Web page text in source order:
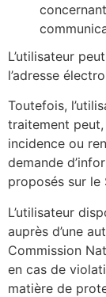
L’utilisateur
l’adresse
Toutefois,
traitement
incidence ou
demande
proposés sur le
L’utilisateur
auprès d’une
Commission
en cas de
matière de